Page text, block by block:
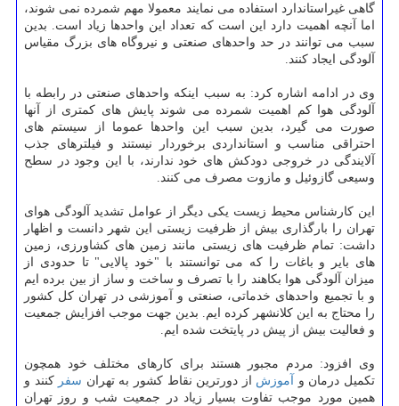
گاهی غیراستاندارد استفاده می نمایند معمولا مهم شمرده نمی شوند،
اما آنچه اهمیت دارد این است که تعداد این واحدها زیاد است. بدین
سبب می توانند در حد واحدهای صنعتی و نیروگاه های بزرگ مقیاس
آلودگی ایجاد کنند.
وی در ادامه اشاره کرد: به سبب اینکه واحدهای صنعتی در رابطه با
آلودگی هوا کم اهمیت شمرده می شوند پایش های کمتری از آنها
صورت می گیرد، بدین سبب این واحدها عموما از سیستم های
احتراقی مناسب و استانداردی برخوردار نیستند و فیلترهای جذب
آلایندگی در خروجی دودکش های خود ندارند، با این وجود در سطح
وسیعی گازوئیل و مازوت مصرف می کنند.
این کارشناس محیط زیست یکی دیگر از عوامل تشدید آلودگی هوای
تهران را بارگذاری بیش از ظرفیت زیستی این شهر دانست و اظهار
داشت: تمام ظرفیت های زیستی مانند زمین های کشاورزی، زمین
های بایر و باغات را که می توانستند با "خود پالایی" تا حدودی از
میزان آلودگی هوا بکاهند را با تصرف و ساخت و ساز از بین برده ایم
و با تجمیع واحدهای خدماتی، صنعتی و آموزشی در تهران کل کشور
را محتاج به این کلانشهر کرده ایم. بدین جهت موجب افزایش جمعیت
و فعالیت بیش از پیش در پایتخت شده ایم.
وی افزود: مردم مجبور هستند برای کارهای مختلف خود همچون
تکمیل درمان و
آموزش از دورترین نقاط کشور به تهران سفر کنند و
همین مورد موجب تفاوت بسیار زیاد در جمعیت شب و روز تهران